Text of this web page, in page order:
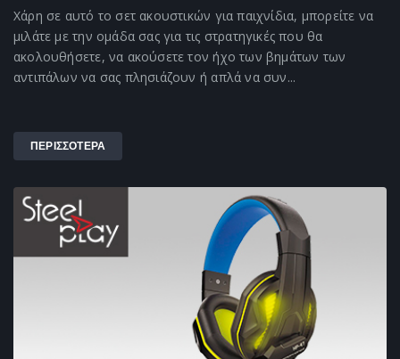
Χάρη σε αυτό το σετ ακουστικών για παιχνίδια, μπορείτε να
μιλάτε με την ομάδα σας για τις στρατηγικές που θα
ακολουθήσετε, να ακούσετε τον ήχο των βημάτων των
αντιπάλων να σας πλησιάζουν ή απλά να συν...
ΠΕΡΙΣΣΟΤΕΡΑ